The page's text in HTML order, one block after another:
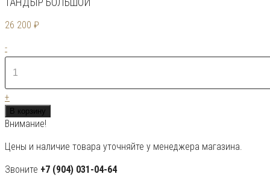
26 200 ₽
Количество
товара
Тандыр
Большой
-
+
В корзину
Внимание!
Цены и наличие товара уточняйте у менеджера магазина.
Звоните +7 (904) 031-04-64